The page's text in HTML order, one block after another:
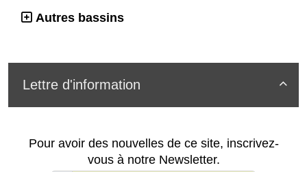
Autres bassins

Lettre d'information
Pour avoir des nouvelles de ce site, inscrivez-
vous à notre Newsletter.